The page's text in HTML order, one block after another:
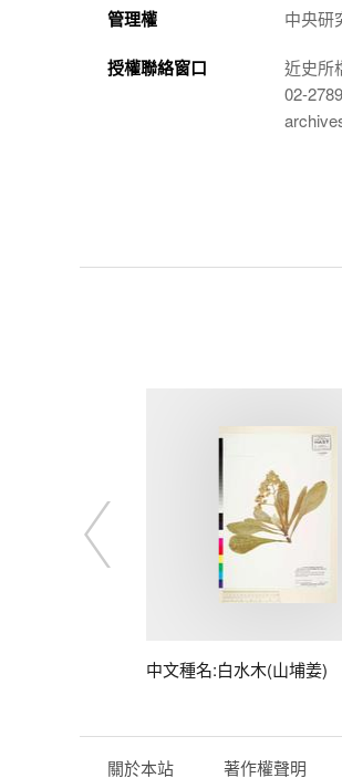
管理權 中央研
授權聯絡窗口
近史所
02-
中文種名:白水木(山埔姜)
關於本站 著作權聲明